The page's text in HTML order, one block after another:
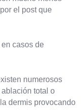
el post que
casos de
numerosos
total o
dermis provocando